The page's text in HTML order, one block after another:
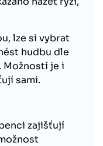
lze si vybrat
hudbu dle
Možností je i
sami.
zajišťují